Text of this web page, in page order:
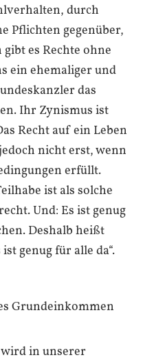
durch
Pflichten gegenüber,
es Rechte ohne
ein ehemaliger und
das
Ihr Zynismus ist
Recht auf ein Leben
nicht erst, wenn
erfüllt.
ist als solche
Und: Es ist genug
Deshalb heißt
genug für alle da“.
Grundeinkommen
in unserer